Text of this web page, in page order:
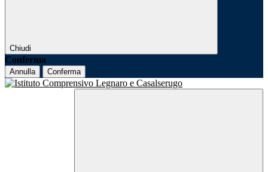
Chiudi
Conferma
Annulla Conferma